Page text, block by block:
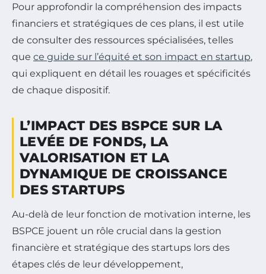
Pour approfondir la compréhension des impacts
financiers et stratégiques de ces plans, il est utile
de consulter des ressources spécialisées, telles
que ce guide sur l’équité et son impact en startup,
qui expliquent en détail les rouages et spécificités
de chaque dispositif.
L’IMPACT DES BSPCE SUR LA
LEVÉE DE FONDS, LA
VALORISATION ET LA
DYNAMIQUE DE CROISSANCE
DES STARTUPS
Au-delà de leur fonction de motivation interne, les
BSPCE jouent un rôle crucial dans la gestion
financière et stratégique des startups lors des
étapes clés de leur développement,